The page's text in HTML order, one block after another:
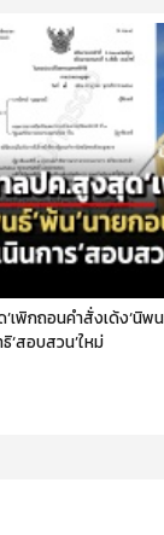
เพิกถอนคำสั่งเด้ง‘นิพ
สอบสวน’ใหม่